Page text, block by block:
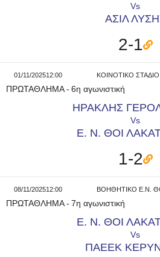
Vs
ΑΣΙΛ
2-1
01/11/202512:00 ΚΟΙΝΟΤΙΚΟ
ΠΡΩΤΑΘΛΗΜΑ- 6η αγωνιστική
ΗΡΑΚΛΗΣ
Vs
Ε. Ν. ΘΟΙ
1-2
08/11/202512:00 ΒΟΗΘΗΤΙΚΟ Ε.Ν.
ΠΡΩΤΑΘΛΗΜΑ- 7η αγωνιστική
Ε. Ν. ΘΟΙ
Vs
ΠΑΕΕΚ